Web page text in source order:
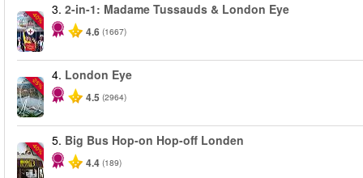
-40%
3. 2-in-1: Madame Tussauds & London Eye
4.6 (1667)
-25%
4. London Eye
4.5 (2964)
-40%
5. Big Bus Hop-on Hop-off Londen
4.4 (189)